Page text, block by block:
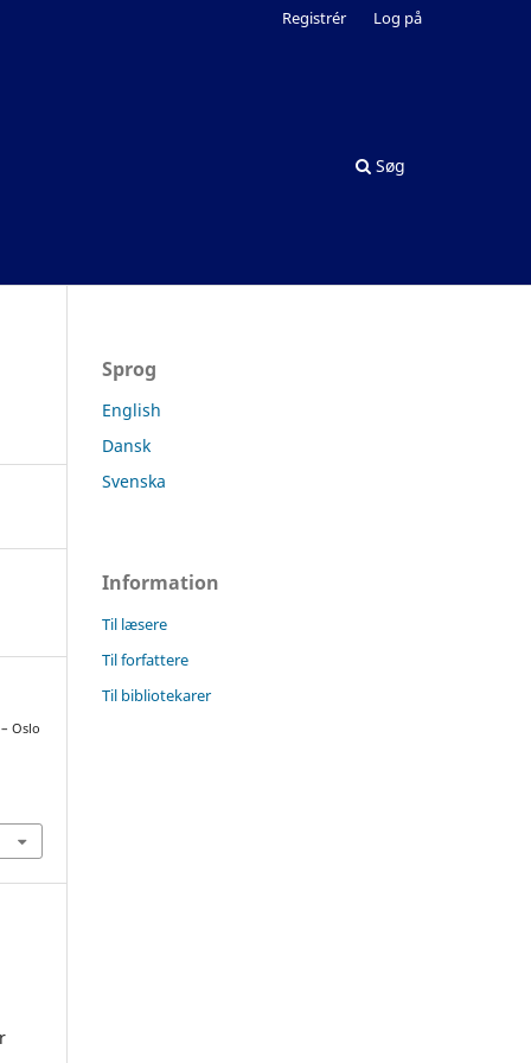
Søg
Registrér Log på
Oslo
Sprog
English
Dansk
Svenska
Information
Til læsere
Til forfattere
Til bibliotekarer